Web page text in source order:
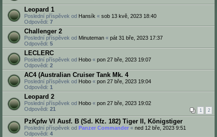
Leopard 1
Poslední příspěvek od Hansík « sob 13 kvě, 2023 18:40
Odpovědi: 7
Challenger 2
Poslední příspěvek od Minuteman « pát 31 bře, 2023 17:37
Odpovědi: 5
LECLERC
Poslední příspěvek od Hobo « pon 27 bře, 2023 19:07
Odpovědi: 2
AC4 (Australian Cruiser Tank Mk. 4
Poslední příspěvek od Hobo « pon 27 bře, 2023 19:04
Odpovědi: 1
Leopard 2
Poslední příspěvek od Hobo « pon 27 bře, 2023 19:02
Odpovědi: 21 1 2
PzKpfw VI Ausf. B (Sd. Kfz. 182) Tiger II, Königstiger
Poslední příspěvek od Panzer Commander « ned 12 bře, 2023 9:51
Odpovědi: 4